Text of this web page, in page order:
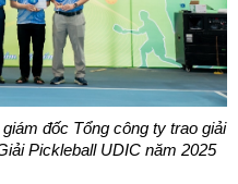
đốc Tổng công ty trao giải
Pickleball UDIC năm 2025